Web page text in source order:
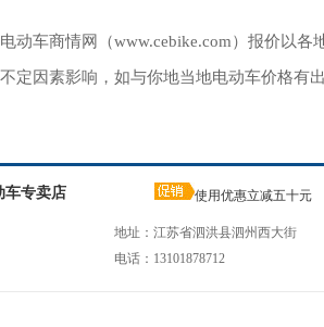
电动车商情网（www.cebike.com）报价以
定因素影响，如与你地当地电动车价格有
车专卖店 使用优惠立减五十元
地址：江苏省泗洪县泗州西大街
电话：13101878712